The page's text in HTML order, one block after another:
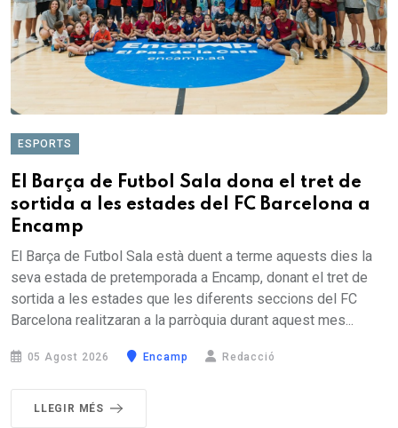
ESPORTS
El Barça de Futbol Sala dona el tret de
sortida a les estades del FC Barcelona a
Encamp
El Barça de Futbol Sala està duent a terme aquests dies la
seva estada de pretemporada a Encamp, donant el tret de
sortida a les estades que les diferents seccions del FC
Barcelona realitzaran a la parròquia durant aquest mes...
05 Agost 2026 Encamp Redacció
LLEGIR MÉS